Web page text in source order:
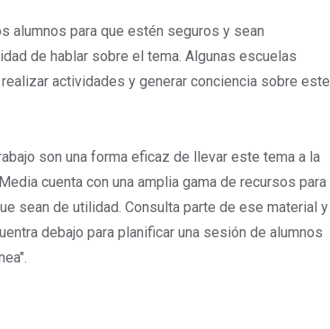
alumnos para que estén seguros y sean
de hablar sobre el tema. Algunas escuelas
actividades y generar conciencia sobre este
son una forma eficaz de llevar este tema a la
cuenta con una amplia gama de recursos para
sean de utilidad. Consulta parte de ese material y
debajo para planificar una sesión de alumnos